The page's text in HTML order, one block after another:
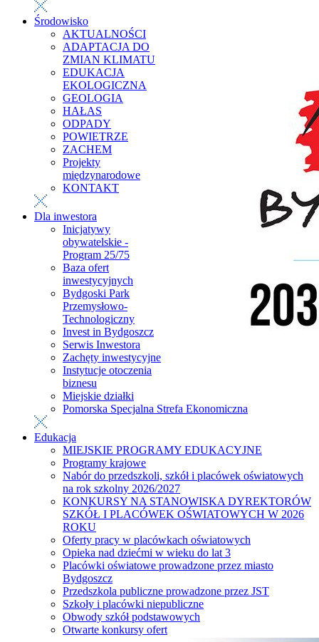
Środowisko
AKTUALNOŚCI
ADAPTACJA DO
ZMIAN KLIMATU
EDUKACJA
EKOLOGICZNA
GEOLOGIA
HAŁAS
ODPADY
POWIETRZE
ZACHEM
Projekty
międzynarodowe
KONTAKT
Dla inwestora
Inicjatywy
obywatelskie -
Program 25/75
Baza ofert
inwestycyjnych
Bydgoski Park
Przemysłowo-
Technologiczny
Invest in Bydgoszcz
Serwis Inwestora
Zachęty inwestycyjne
Instytucje otoczenia
biznesu
Miejskie działki
Pomorska Specjalna Strefa Ekonomiczna
Edukacja
MIEJSKIE PROGRAMY EDUKACYJNE
Programy krajowe
Nabór do przedszkoli, szkół i placówek oświatowych
na rok szkolny 2026/2027
KONKURSY NA STANOWISKA DYREKTORÓW
SZKÓŁ I PLACÓWEK OŚWIATOWYCH W 2026
ROKU
Oferty pracy w placówkach oświatowych
Opieka nad dziećmi w wieku do lat 3
Placówki oświatowe prowadzone przez miasto
Bydgoszcz
Przedszkola publiczne prowadzone przez JST
Szkoły i placówki niepubliczne
Obwody szkół podstawowych
Otwarte konkursy ofert